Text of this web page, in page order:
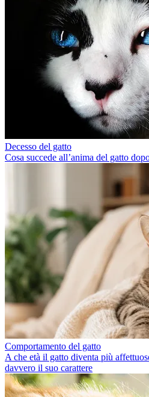
Decesso del gatto
Cosa succede all’anima del gatto
Comportamento del gatto
A che età il gatto diventa più
davvero il suo carattere